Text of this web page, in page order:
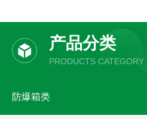
产品分类
PRODUCTS CATEGORY
防爆箱类